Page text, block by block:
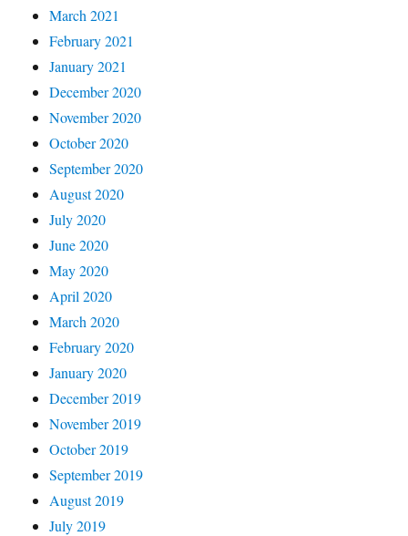
March 2021
February 2021
January 2021
December 2020
November 2020
October 2020
September 2020
August 2020
July 2020
June 2020
May 2020
April 2020
March 2020
February 2020
January 2020
December 2019
November 2019
October 2019
September 2019
August 2019
July 2019